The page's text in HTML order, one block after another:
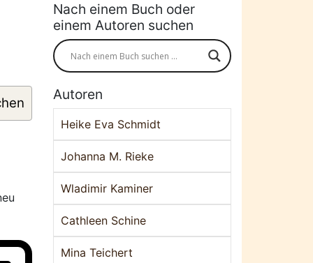
Nach einem Buch oder
einem Autoren suchen
Autoren
Heike Eva Schmidt
Johanna M. Rieke
Wladimir Kaminer
Cathleen Schine
Mina Teichert